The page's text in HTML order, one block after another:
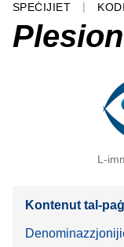
SPEĊIJIET
L-
Kontenut tal-